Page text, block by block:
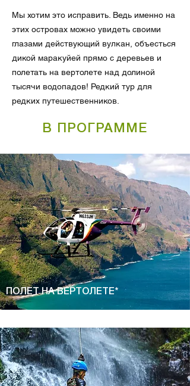
Мы хотим это исправить. Ведь именно на
этих островах можно увидеть своими
глазами действующий вулкан, объесться
дикой маракуйей прямо с деревьев и
полетать на вертолете над долиной
тысячи водопадов! Редкий тур для
редких путешественников.
В ПРОГРАММЕ
ПОЛЕТ НА ВЕРТОЛЕТЕ*